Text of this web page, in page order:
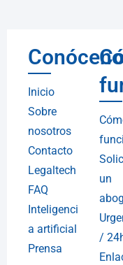
Inicio
Sobre
nosotros
Contacto
Legaltech
FAQ
Inteligenci
a artificial
Prensa
un
/